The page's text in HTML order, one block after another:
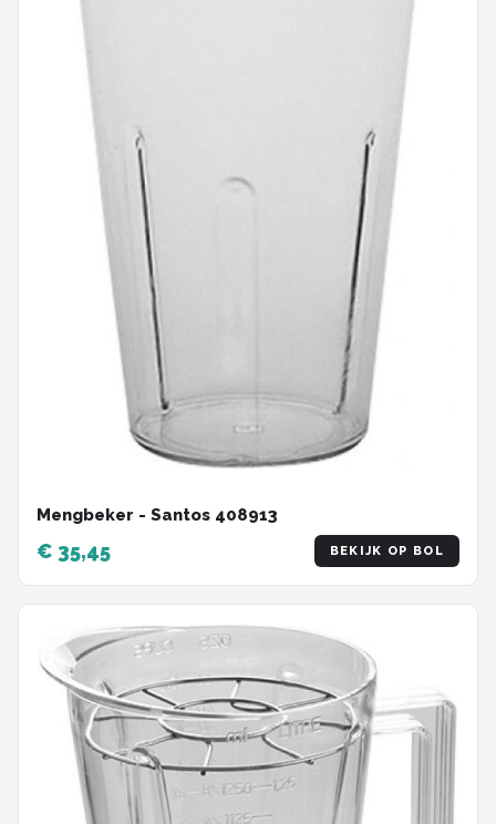
Mengbeker - Santos 408913
€ 35,45 BEKIJK OP BOL